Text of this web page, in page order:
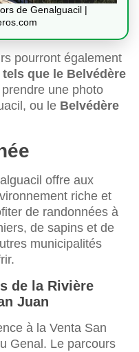
de Genalguacil |
pourront également
que le Belvédère
prendre une photo
ou le Belvédère
offre aux
riche et
de randonnées à
de sapins et de
municipalités
de la Rivière
Juan
à la Venta San
Genal. Le parcours